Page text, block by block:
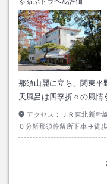
那須山麗に立ち、関東平
天風呂は四季折々の風情
アクセス：
ＪＲ東北新幹
０分新那須停留所下車→徒